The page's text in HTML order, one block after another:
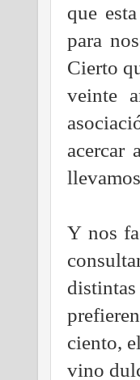
que
para
Cierto
veinte
acercar
Y nos
ciento,
vino